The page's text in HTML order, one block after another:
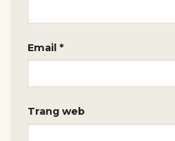
Email *
Trang web